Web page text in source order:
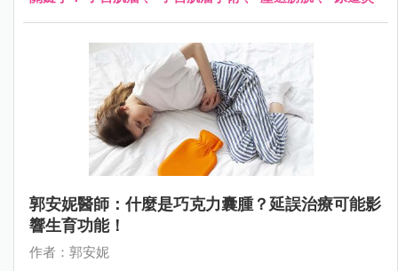
郭安妮醫師：什麼是巧克力囊腫？延誤治療可能影
響生育功能！
作者：郭安妮